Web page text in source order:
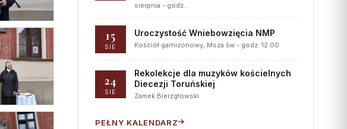
sierpnia - godz…
15
SIE
Uroczystość Wniebowzięcia NMP
Kościół garnizonowy, Msza św - godz. 12.00
24
SIE
Rekolekcje dla muzyków kościelnych
Diecezji Toruńskiej
Zamek Bierzgłowski
PEŁNY KALENDARZ